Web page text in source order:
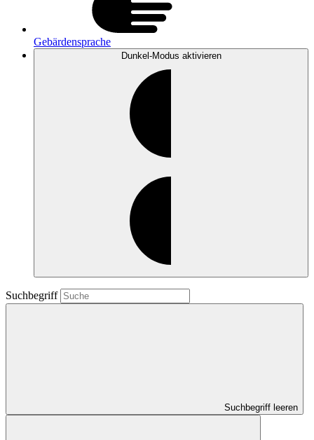
Gebärdensprache
Dunkel-Modus aktivieren
Suchbegriff
Suchbegriff leeren